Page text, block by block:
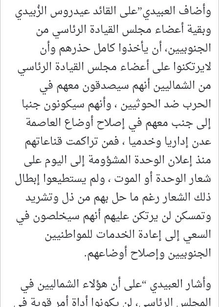
وأضاف العبيدي”على القائد عيدروس الزُبيدي
وبقية أعضاء مجلس القيادة الرئاسي من
الجنوبيين، أن يأخذوا كامل حذرهم وأن
لايرتكنوا على أعضاء مجلس القيادة الرئاسي
من الشماليين أنهم سيصدقون معهم في
الحرب ضد الحوثيين ، وأنهم سيكونون جنبا
إلى جنب معهم في إصلاح أوضاع العاصمة
عدن إداريا وخدميا ، فمن تراكمت قناعاتهم
منذ إعلان الوحدة المشؤومة إلى اليوم على
شعار الوحدة أو الموت ، ولم يستطيعوا إبطال
ذلك الشعار رغم ما حل بهم من ذل وتشريد
وتمسكن لن يرتكن عليهم أنهم سيخلصون في
السعي إلى إعادة الخدمات للمواطنيين
الجنوبيين وإصلاح أوضاعهم.
وأشار العبيدي “على أن هؤلاء الشماليين في